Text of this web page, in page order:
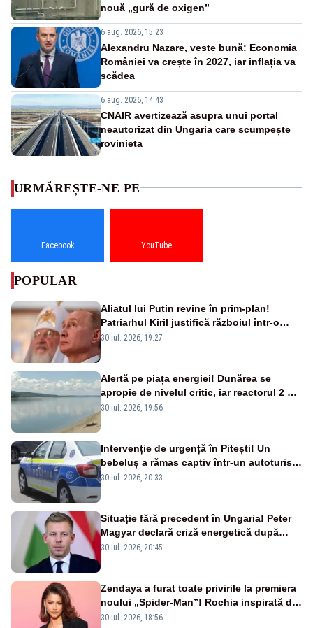
nouă „gură de oxigen”
6 aug. 2026, 15:23
Alexandru Nazare, veste bună: Economia
României va crește în 2027, iar inflația va
scădea
6 aug. 2026, 14:43
CNAIR avertizează asupra unui portal
neautorizat din Ungaria care scumpește
rovinieta
URMĂREȘTE-NE PE
Facebook YouTube
POPULAR
Aliatul lui Putin revine în prim-plan!
Patriarhul Kiril justifică războiul într-o
nouă carte
30 iul. 2026, 19:27
Alertă pe piața energiei! Dunărea se
apropie de nivelul critic, iar reactorul 2 de
la Cernavodă ar putea fi oprit
30 iul. 2026, 19:56
Intervenție de urgență în Pitești! Un
bebeluș a rămas captiv într-un autoturism
din cauza unei defecțiuni
30 iul. 2026, 20:33
Situație fără precedent în Ungaria! Peter
Magyar declară criză energetică după
oprirea centralei de la Paks
30 iul. 2026, 20:45
Zendaya a furat toate privirile la premiera
noului „Spider-Man”! Rochia inspirată de
pânza de păianjen a făcut senzație
30 iul. 2026, 18:56